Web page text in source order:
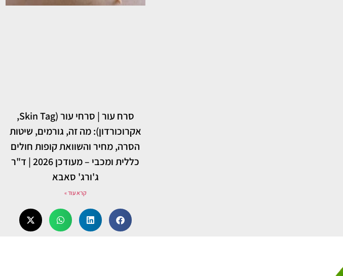
סרח עור | סרחי עור (Skin Tag,
אקרוכורדון): מה זה, גורמים, שיטות
הסרה, מחיר והשוואת קופות חולים
כללית ומכבי – מעודכן 2026 | ד"ר
ג'ורג' סאבא
קרא עוד »